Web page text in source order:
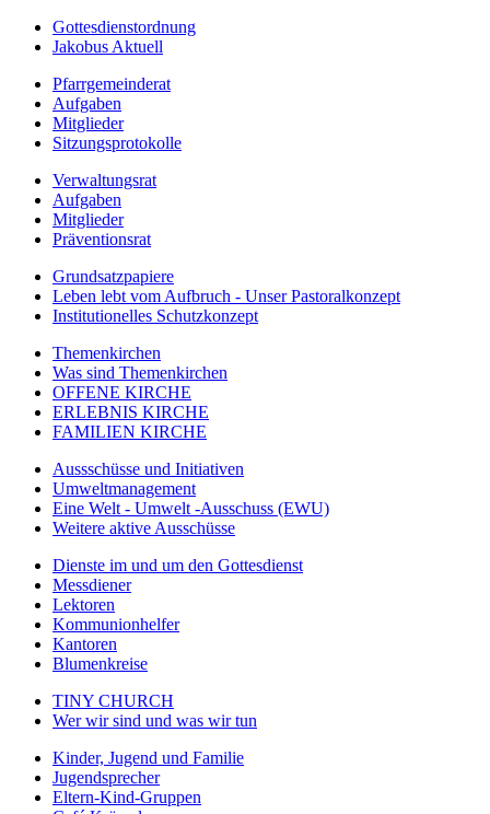
Gottesdienstordnung
Jakobus Aktuell
Pfarrgemeinderat
Aufgaben
Mitglieder
Sitzungsprotokolle
Verwaltungsrat
Aufgaben
Mitglieder
Präventionsrat
Grundsatzpapiere
Leben lebt vom Aufbruch - Unser Pastoralkonzept
Institutionelles Schutzkonzept
Themenkirchen
Was sind Themenkirchen
OFFENE KIRCHE
ERLEBNIS KIRCHE
FAMILIEN KIRCHE
Aussschüsse und Initiativen
Umweltmanagement
Eine Welt - Umwelt -Ausschuss (EWU)
Weitere aktive Ausschüsse
Dienste im und um den Gottesdienst
Messdiener
Lektoren
Kommunionhelfer
Kantoren
Blumenkreise
TINY CHURCH
Wer wir sind und was wir tun
Kinder, Jugend und Familie
Jugendsprecher
Eltern-Kind-Gruppen